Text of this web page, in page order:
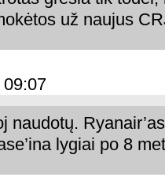
už naujus
naudotų.
lygiai po 8